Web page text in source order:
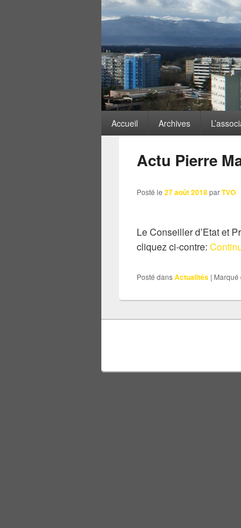
Menu
principal
Accueil Archives
ARCHIVES DES
Actu Pierre
Posté le 27 août 2018parTVO
Le Conseiller d’Etat et
cliquez ci-contre:
Posté dansActualités | Marqué